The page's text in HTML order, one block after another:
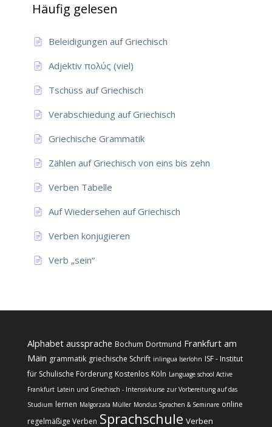
Häufig gelesen
Beleidigungen auf Griechisch
Adjektiv πολύς (viel)
Tschüss auf Griechisch
Verabschiedung auf Griechisch
Griechische Grammatik
Zählen auf Griechisch von eins bis zehn
Verben Tabelle
Auf Wiedersehen auf Griechisch
Verben konjugieren
Verb „sein“
Alphabet aussprache Bochum Dortmund Frankfurt am
Main grammatik griechische Schrift inlingua Iserlohn ISF - Institut
für Schulische Förderung Kostenlos Köln Language school Active
Frankfurt Latein und Griechisch - Intensivkurse zur Vorbereitung auf das
Studium lernen Malgorzata Müller Mondus Sprachen & Seminare online
regelmäßige Verben Sprachschule Verben